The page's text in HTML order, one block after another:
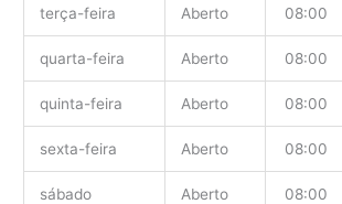
terça-feira Aberto 08:00
quarta-feira Aberto 08:00
quinta-feira Aberto 08:00
sexta-feira Aberto 08:00
sábado Aberto 08:00